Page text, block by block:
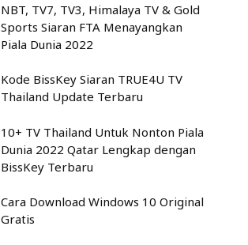
NBT, TV7, TV3, Himalaya TV & Gold
Sports Siaran FTA Menayangkan
Piala Dunia 2022
Kode BissKey Siaran TRUE4U TV
Thailand Update Terbaru
10+ TV Thailand Untuk Nonton Piala
Dunia 2022 Qatar Lengkap dengan
BissKey Terbaru
Cara Download Windows 10 Original
Gratis